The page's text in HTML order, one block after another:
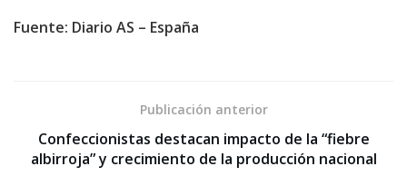
Fuente: Diario AS – España
Publicación anterior
Confeccionistas destacan impacto de la “fiebre
albirroja” y crecimiento de la producción nacional